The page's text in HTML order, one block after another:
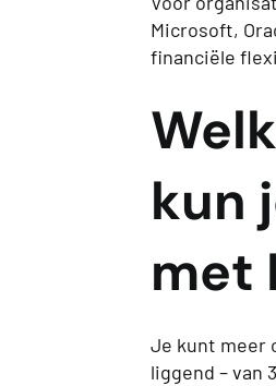
Microsoft,
financiële
kun
met
Je kunt meer
liggend – van